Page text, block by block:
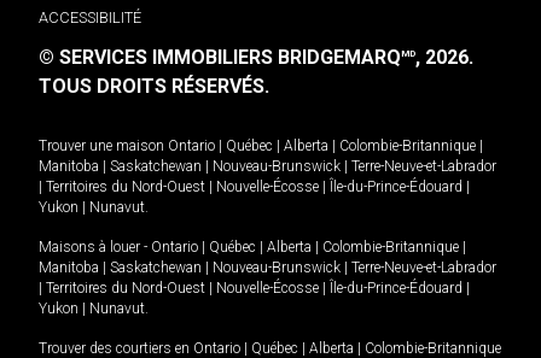
ACCESSIBILITÉ
© SERVICES IMMOBILIERS BRIDGEMARQMD, 2026.
TOUS DROITS RÉSERVÉS.
Trouver une maison Ontario | Québec | Alberta | Colombie-Britannique |
Manitoba | Saskatchewan | Nouveau-Brunswick | Terre-Neuve-et-Labrador
| Territoires du Nord-Ouest | Nouvelle-Écosse | Île-du-Prince-Édouard |
Yukon | Nunavut
Maisons à louer - Ontario | Québec | Alberta | Colombie-Britannique |
Manitoba | Saskatchewan | Nouveau-Brunswick | Terre-Neuve-et-Labrador
| Territoires du Nord-Ouest | Nouvelle-Écosse | Île-du-Prince-Édouard |
Yukon | Nunavut
Trouver des courtiers en Ontario | Québec | Alberta | Colombie-Britannique